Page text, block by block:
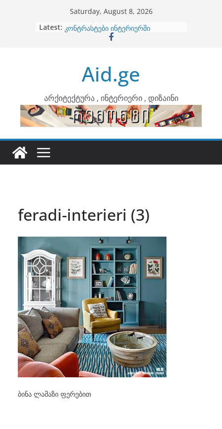
Saturday, August 8, 2026
Latest: ბინების გაერთიანება
კონტრასტები ინტერიერში
ინტერიერის დიზიანი
არტემიდი წარმოგიდგენთ
Aid.ge
არქიტექტურა , ინტერიერი , დიზაინი
feradi-interieri (3)
ბინა ლამაზი ფერებით